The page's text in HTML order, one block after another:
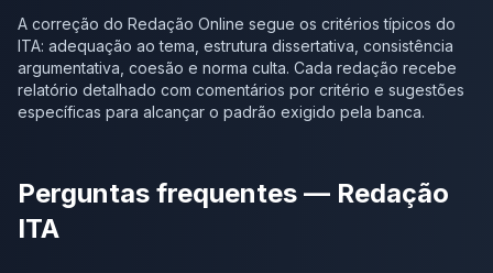
A correção do Redação Online segue os critérios típicos do
ITA: adequação ao tema, estrutura dissertativa, consistência
argumentativa, coesão e norma culta. Cada redação recebe
relatório detalhado com comentários por critério e sugestões
específicas para alcançar o padrão exigido pela banca.
Perguntas frequentes — Redação
ITA